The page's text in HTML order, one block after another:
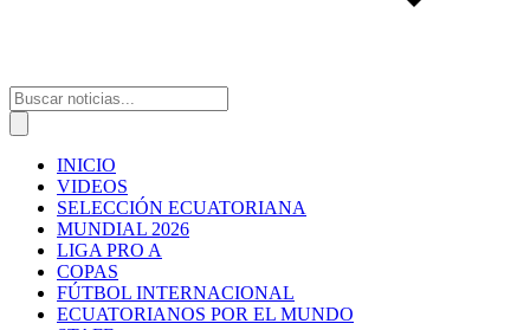
INICIO
VIDEOS
SELECCIÓN ECUATORIANA
MUNDIAL 2026
LIGA PRO A
COPAS
FÚTBOL INTERNACIONAL
ECUATORIANOS POR EL MUNDO